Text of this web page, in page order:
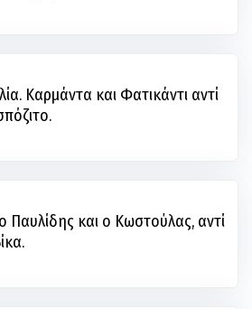
Καρμάντα και Φατικάντι αντί
Παυλίδης και ο Κωστούλας, αντί